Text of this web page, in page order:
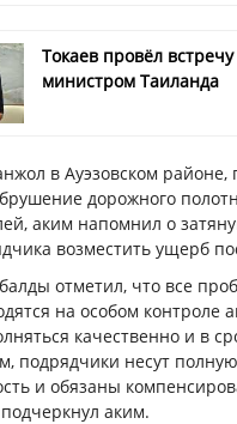
Токаев провёл
министром Таиланда
в Ауэзовском районе,
дорожного
аким напомнил о
возместить ущерб
отметил, что все
на особом контроле
качественно и в
подрядчики несут полную
и обязаны
аким.